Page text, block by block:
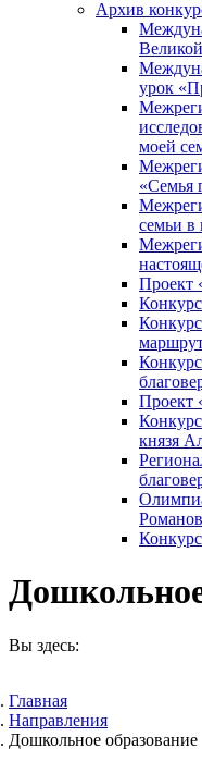
Архив
урок
моей
«Семья
семьи в
Проект
Проект
князя
Вы здесь:
Главная
Направления
Дошкольное образование